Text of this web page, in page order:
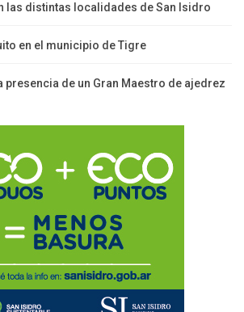
las distintas localidades de San Isidro
en el municipio de Tigre
presencia de un Gran Maestro de ajedrez